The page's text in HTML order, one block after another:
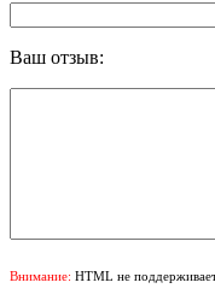
Ваш отзыв:
Внимание: HTML не